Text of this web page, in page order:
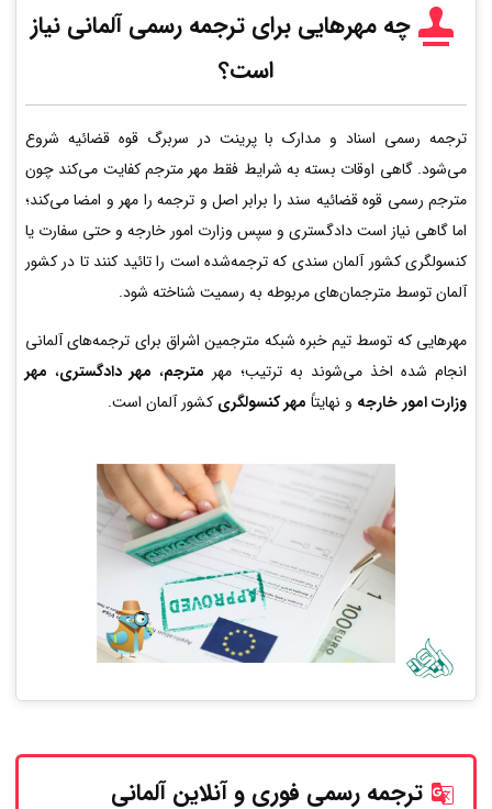
چه مهرهایی برای ترجمه رسمیآلمانی نیاز
است؟
ترجمه رسمی اسناد و مدارک با پرینت در سربرگ قوه قضائیه شروع
می‌شود. گاهی اوقات بسته به شرایط فقط مهر مترجم کفایت می‌کند چون
مترجم رسمی قوه قضائیه سند را برابر اصل و ترجمه را مهر و امضا می‌کند؛
اما گاهی نیاز است دادگستری و سپس وزارت امور خارجه و حتی سفارت یا
کنسولگری کشور آلمان سندی که ترجمه‌شده است را تائید کنند تا در کشور
آلمان توسط مترجمان‌های مربوطه به رسمیت شناخته شود.
مهرهایی که توسط تیم خبره شبکه مترجمین اشراق برای ترجمه‌های آلمانی
انجام شده اخذ می‌شوند به ترتیب؛ مهر مترجم، مهر دادگستری، مهر
وزارت امور خارجه و نهایتاً مهر کنسولگری کشور آلمان است.
ترجمه رسمی فوری و آنلاینآلمانی